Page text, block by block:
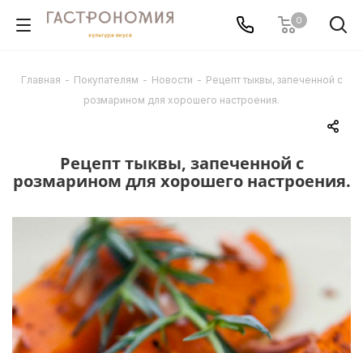
0
Главная - Покупателям - Новости - Рецепт тыквы, запеченной с
розмарином для хорошего настроения.
Рецепт тыквы, запеченной с
розмарином для хорошего настроения.